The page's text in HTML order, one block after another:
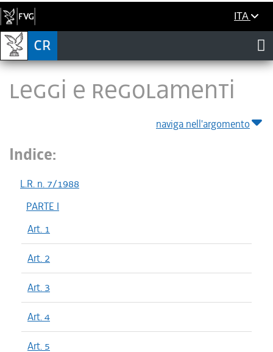
ITA
LEGGI E REGOLAMENTI
naviga nell'argomento
Indice:
L.R. n. 7/1988
PARTE I
Art. 1
Art. 2
Art. 3
Art. 4
Art. 5